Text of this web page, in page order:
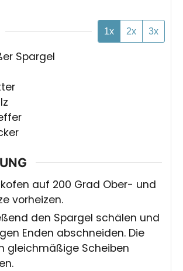
1x 2x 3x
Spargel
auf 200 Grad Ober- und
vorheizen.
den Spargel schälen und
Enden abschneiden. Die
gleichmäßige Scheiben